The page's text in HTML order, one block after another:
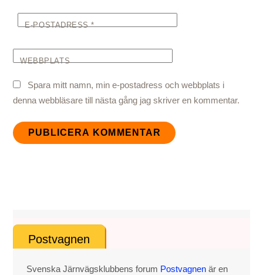
E-POSTADRESS*
WEBBPLATS
Spara mitt namn, min e-postadress och webbplats i
denna webbläsare till nästa gång jag skriver en kommentar.
Postvagnen
Svenska Järnvägsklubbens forum Postvagnen är en